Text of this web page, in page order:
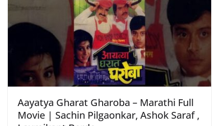
Aayatya Gharat Gharoba – Marathi Full
Movie | Sachin Pilgaonkar, Ashok Saraf ,